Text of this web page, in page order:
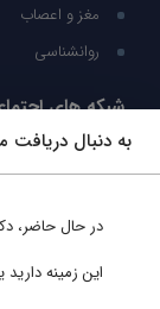
مغز و اعصاب
روانشناسی
شبکه های
ما را در شبکه های
به دنبال دریافت
در حال حاضر،
این زمینه